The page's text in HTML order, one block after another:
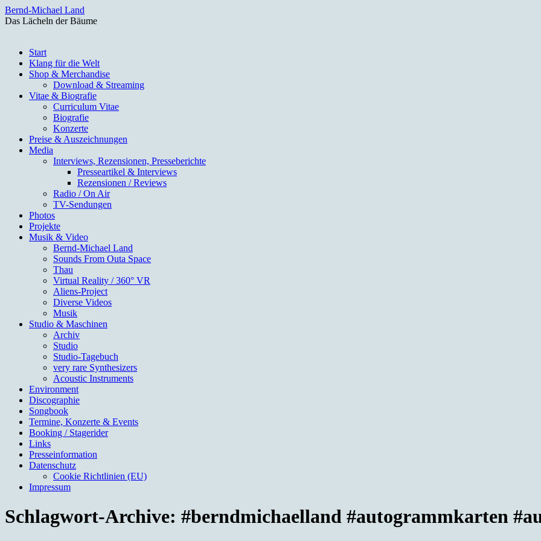
Bernd-Michael Land
Das Lächeln der Bäume
Zum
Inhalt
springen
Start
Klang für die Welt
Shop & Merchandise
Download & Streaming
Vitae & Biografie
Curriculum Vitae
Biografie
Konzerte
Preise & Auszeichnungen
Media
Interviews, Rezensionen, Presseberichte
Presseartikel & Interviews
Rezensionen / Reviews
Radio / On Air
TV-Sendungen
Photos
Projekte
Musik & Video
Bernd-Michael Land
Sounds From Outa Space
Thau
Virtual Reality / 360° VR
Aliens-Project
Diverse Videos
Musik
Studio & Maschinen
Archiv
Studio
Studio-Tagebuch
very rare Synthesizers
Acoustic Instruments
Environment
Discographie
Songbook
Termine, Konzerte & Events
Booking / Stagerider
Links
Presseinformation
Datenschutz
Cookie Richtlinien (EU)
Impressum
Schlagwort-Archive: #berndmichaelland #autogrammkarten